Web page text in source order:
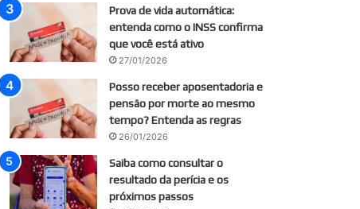
Prova de vida automática:
entenda como o INSS confirma
que você está ativo
27/01/2026
Posso receber aposentadoria e
pensão por morte ao mesmo
tempo? Entenda as regras
26/01/2026
Saiba como consultar o
resultado da perícia e os
próximos passos